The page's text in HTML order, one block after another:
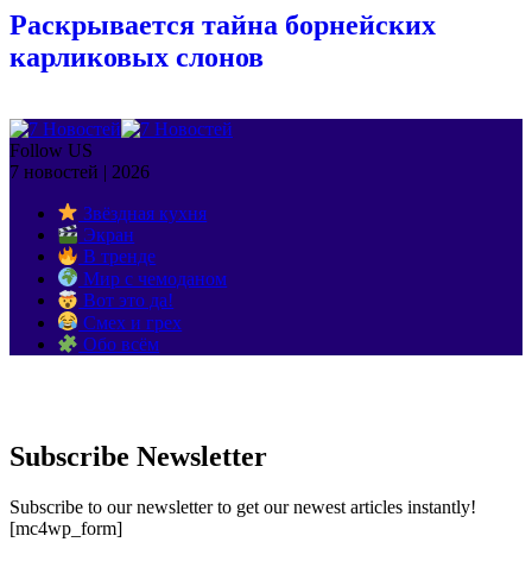
Раскрывается тайна борнейских
карликовых слонов
Follow US
7 новостей | 2026
Звёздная кухня
Экран
В тренде
Мир с чемоданом
Вот это да!
Смех и грех
Обо всём
Subscribe Newsletter
Subscribe to our newsletter to get our newest articles instantly!
[mc4wp_form]